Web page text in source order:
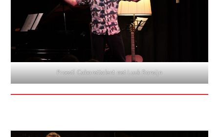
Proest! Cabarettalent met Luuk Ransijn